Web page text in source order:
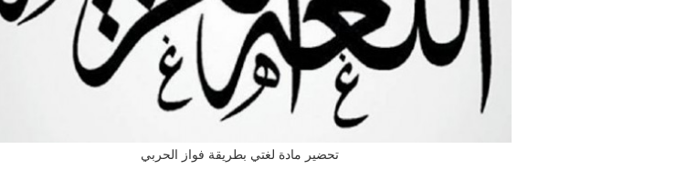
تحضير مادة لغتي بطريقة فواز الحربي